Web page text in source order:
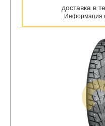
доставка в
Информация